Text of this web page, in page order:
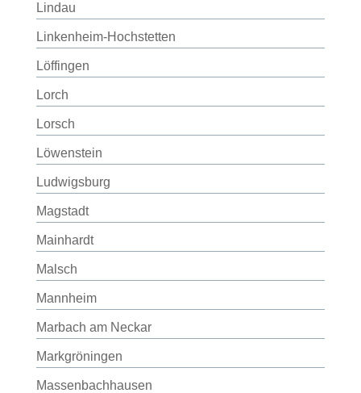
Lindau
Linkenheim-Hochstetten
Löffingen
Lorch
Lorsch
Löwenstein
Ludwigsburg
Magstadt
Mainhardt
Malsch
Mannheim
Marbach am Neckar
Markgröningen
Massenbachhausen